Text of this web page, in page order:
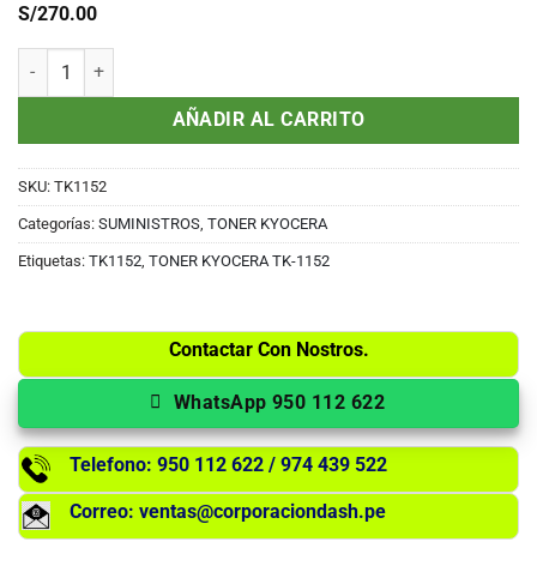
S/270.00
TONER KYOCERA TK-1152 NEGRO ECOSYS M2135DN 3KPG
AÑADIR AL CARRITO
SKU: TK1152
Categorías: SUMINISTROS, TONER KYOCERA
Etiquetas: TK1152, TONER KYOCERA TK-1152
Contactar Con Nostros.
WhatsApp 950 112 622
Telefono: 950 112 622 / 974 439 522
Correo: ventas@corporaciondash.pe